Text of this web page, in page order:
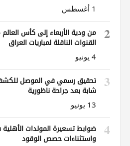
1 أغسطس
2
القنوات الناقلة لمباريات العراق
4 يونيو
3
تحقيق رسمي في الموصل
شابة بعد جراحة ناظورية
13 يونيو
4
ضوابط تسعيرة المولدات
واستثناءات حصص الوقود